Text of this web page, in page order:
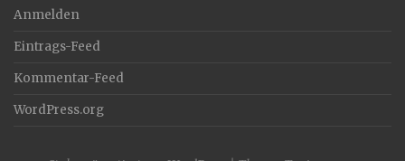
Anmelden
Eintrags-Feed
Kommentar-Feed
WordPress.org